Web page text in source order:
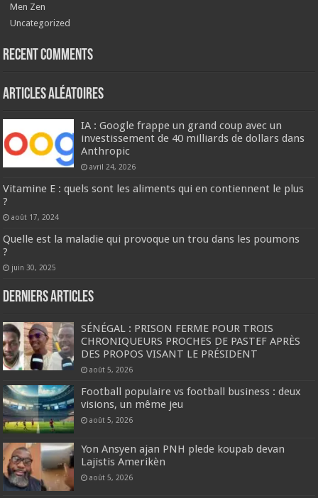
Men Zen
Uncategorized
Recent Comments
Articles aléatoires
IA : Google frappe un grand coup avec un
investissement de 40 milliards de dollars dans
Anthropic
avril 24, 2026
Vitamine E : quels sont les aliments qui en contiennent le plus
?
août 17, 2024
Quelle est la maladie qui provoque un trou dans les poumons
?
juin 30, 2025
Derniers articles
SÉNÉGAL : PRISON FERME POUR TROIS
CHRONIQUEURS PROCHES DE PASTEF APRÈS
DES PROPOS VISANT LE PRÉSIDENT
août 5, 2026
Football populaire vs football business : deux
visions, un même jeu
août 5, 2026
Yon Ansyen ajan PNH plede koupab devan
Lajistis Amerikèn
août 5, 2026